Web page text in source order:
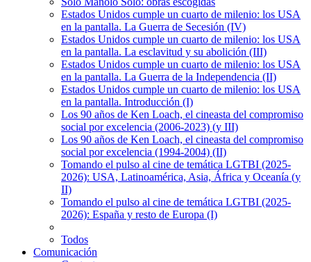
Estados Unidos cumple un cuarto de milenio: los USA
en la pantalla. La Guerra de Secesión (IV)
Estados Unidos cumple un cuarto de milenio: los USA
en la pantalla. La esclavitud y su abolición (III)
Estados Unidos cumple un cuarto de milenio: los USA
en la pantalla. La Guerra de la Independencia (II)
Estados Unidos cumple un cuarto de milenio: los USA
en la pantalla. Introducción (I)
Los 90 años de Ken Loach, el cineasta del compromiso
social por excelencia (2006-2023) (y III)
Los 90 años de Ken Loach, el cineasta del compromiso
social por excelencia (1994-2004) (II)
Tomando el pulso al cine de temática LGTBI (2025-
2026): USA, Latinoamérica, Asia, África y Oceanía (y
II)
Tomando el pulso al cine de temática LGTBI (2025-
2026): España y resto de Europa (I)
Todos
Comunicación